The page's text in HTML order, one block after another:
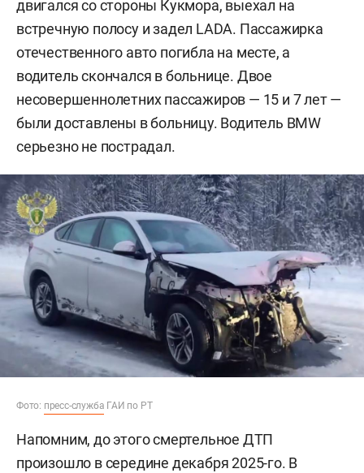
двигался со стороны Кукмора, выехал на
встречную полосу и задел LADA. Пассажирка
отечественного авто погибла на месте, а
водитель скончался в больнице. Двое
несовершеннолетних пассажиров — 15 и 7 лет —
были доставлены в больницу. Водитель BMW
серьезно не пострадал.
Фото: пресс-служба ГАИ по РТ
Напомним, до этого смертельное ДТП
произошло в середине декабря 2025-го. В